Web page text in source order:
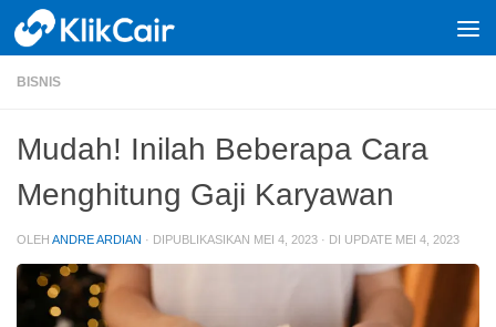
Skip to content
BISNIS
Mudah! Inilah Beberapa Cara
Menghitung Gaji Karyawan
OLEH ANDRE ARDIAN · DIPUBLIKASIKAN MEI 4, 2023 · DI UPDATE MEI 4, 2023